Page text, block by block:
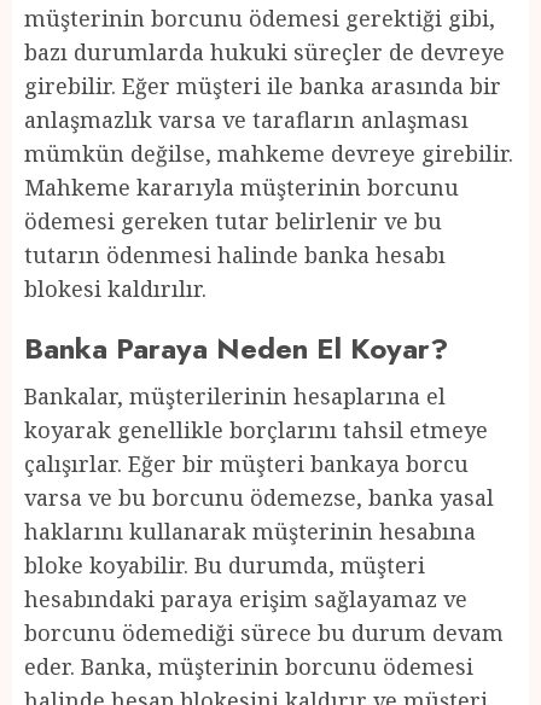
müşterinin borcunu ödemesi gerektiği gibi,
bazı durumlarda hukuki süreçler de devreye
girebilir. Eğer müşteri ile banka arasında bir
anlaşmazlık varsa ve tarafların anlaşması
mümkün değilse, mahkeme devreye girebilir.
Mahkeme kararıyla müşterinin borcunu
ödemesi gereken tutar belirlenir ve bu
tutarın ödenmesi halinde banka hesabı
blokesi kaldırılır.
Banka Paraya Neden El Koyar?
Bankalar, müşterilerinin hesaplarına el
koyarak genellikle borçlarını tahsil etmeye
çalışırlar. Eğer bir müşteri bankaya borcu
varsa ve bu borcunu ödemezse, banka yasal
haklarını kullanarak müşterinin hesabına
bloke koyabilir. Bu durumda, müşteri
hesabındaki paraya erişim sağlayamaz ve
borcunu ödemediği sürece bu durum devam
eder. Banka, müşterinin borcunu ödemesi